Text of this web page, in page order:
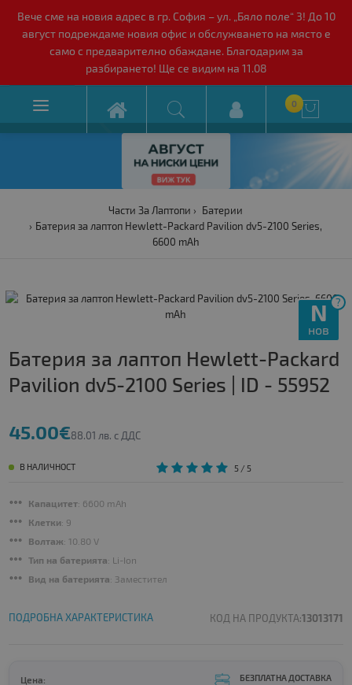
Вече сме на новия адрес в гр. София – ул. „Бяло поле“ 3! До 10
август подреждаме новия офис и обслужването на място е
само с предварително обаждане. Благодарим за
разбирането! Ще се видим на 11.08
 0 
Части За Лаптопи
Батерии
Батерия за лаптоп Hewlett-Packard Pavilion dv5-2100 Series,
6600 mAh
?
N
нов
Батерия за лаптоп Hewlett-Packard
Pavilion dv5-2100 Series | ID - 55952
45.00€88.01 лв. с ДДС
В НАЛИЧНОСТ 5/ 5
Капацитет: 6600 mAh
Клетки: 9
Волтаж: 10.80 V
Тип на батерията: Li-Ion
Вид на батерията: Заместител
ПОДРОБНА ХАРАКТЕРИСТИКА КОД НА ПРОДУКТА:13013171
Цена: БЕЗПЛАТНА ДОСТАВКА